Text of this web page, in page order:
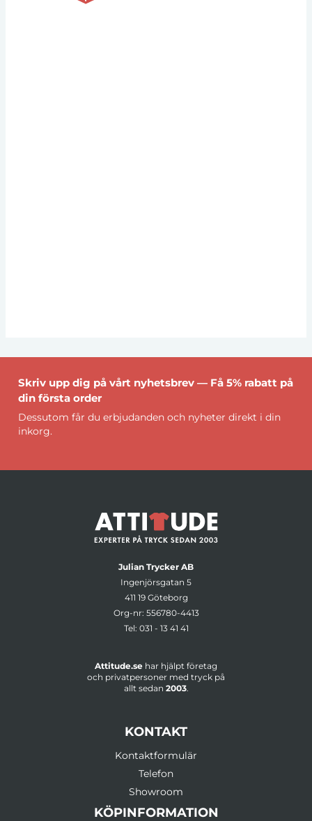
Skriv upp dig på vårt nyhetsbrev — Få 5% rabatt på
din första order
Dessutom får du erbjudanden och nyheter direkt i din
inkorg.
Julian Trycker AB
Ingenjörsgatan 5
411 19 Göteborg
Org-nr: 556780-4413
Tel: 031 - 13 41 41
Attitude.se har hjälpt företag
och privatpersoner med tryck på
allt sedan 2003.
KONTAKT
Kontaktformulär
Telefon
Showroom
KÖPINFORMATION